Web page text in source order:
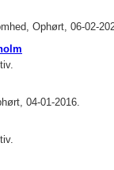
Ophørt, 06-02-
04-01-2016.